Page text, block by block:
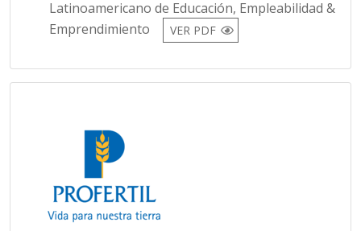
Latinoamericano de Educación, Empleabilidad &
Emprendimiento
VER PDF